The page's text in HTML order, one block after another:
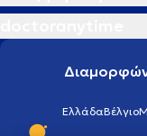
ΕλλάδαΒέλγιο